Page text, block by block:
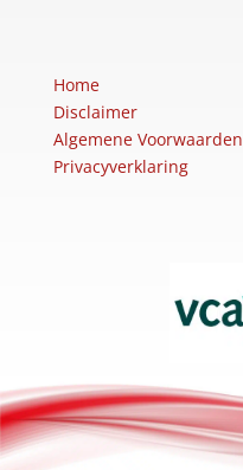
Home
Disclaimer
Algemene Voorwaarden
Privacyverklaring